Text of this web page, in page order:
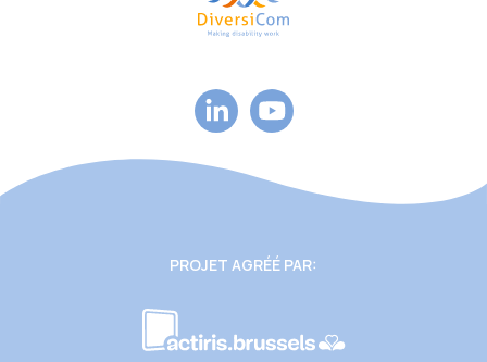
PROJET AGRÉÉ PAR: